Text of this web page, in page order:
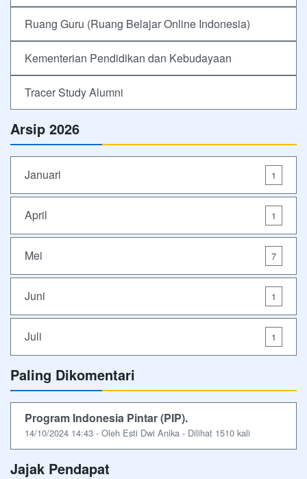
Ruang Guru (Ruang Belajar Online Indonesia)
Kementerian Pendidikan dan Kebudayaan
Tracer Study Alumni
Arsip 2026
Januari 1
April 1
Mei 7
Juni 1
Juli 1
Paling Dikomentari
Program Indonesia Pintar (PIP).
14/10/2024 14:43 - Oleh Esti Dwi Anika - Dilihat 1510 kali
Jajak Pendapat